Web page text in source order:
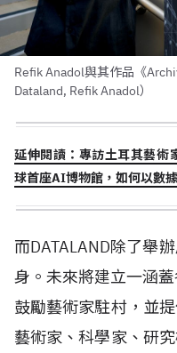
Refik Anadol與其作品《
Dataland, Refik Anadol）
延伸閱讀：專訪土耳其藝術
球首座AI博物館，如何以數
而DATALAND除了舉
身。未來將建立一涵
鼓勵藝術家駐村，並
藝術家、科學家、研